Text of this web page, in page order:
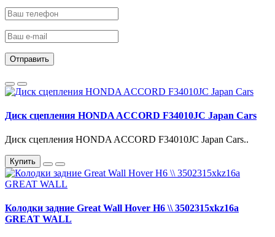
Диск сцепления HONDA ACCORD F34010JC Japan Cars
Диск сцепления HONDA ACCORD F34010JC Japan Cars..
Купить
Колодки задние Great Wall Hover H6 \\ 3502315xkz16a
GREAT WALL